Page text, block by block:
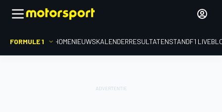
FORMULE 1 HOMENIEUWSKALENDERRESULTATENSTANDF1